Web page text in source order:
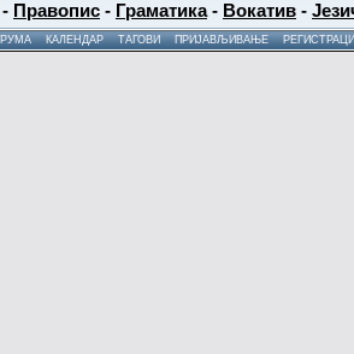
- Правопис - Граматика- Вокатив -
КАЛЕНДАР ТАГОВИ ПРИЈАВЉИВАЊЕ